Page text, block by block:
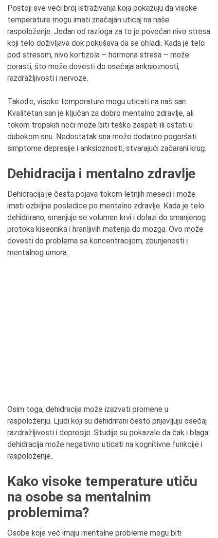
Postoji sve veći broj istraživanja koja pokazuju da visoke
temperature mogu imati značajan uticaj na naše
raspoloženje. Jedan od razloga za to je povećan nivo stresa
koji telo doživljava dok pokušava da se ohladi. Kada je telo
pod stresom, nivo kortizola – hormona stresa – može
porasti, što može dovesti do osećaja anksioznosti,
razdražljivosti i nervoze.
Takođe, visoke temperature mogu uticati na naš san.
Kvalitetan san je ključan za dobro mentalno zdravlje, ali
tokom tropskih noći može biti teško zaspati ili ostati u
dubokom snu. Nedostatak sna može dodatno pogoršati
simptome depresije i anksioznosti, stvarajući začarani krug.
Dehidracija i mentalno zdravlje
Dehidracija je česta pojava tokom letnjih meseci i može
imati ozbiljne posledice po mentalno zdravlje. Kada je telo
dehidrirano, smanjuje se volumen krvi i dolazi do smanjenog
protoka kiseonika i hranljivih materija do mozga. Ovo može
dovesti do problema sa koncentracijom, zbunjenosti i
mentalnog umora.
Osim toga, dehidracija može izazvati promene u
raspoloženju. Ljudi koji su dehidrirani često prijavljuju osećaj
razdražljivosti i depresije. Studije su pokazale da čak i blaga
dehidracija može negativno uticati na kognitivne funkcije i
raspoloženje.
Kako visoke temperature utiču
na osobe sa mentalnim
problemima?
Osobe koje već imaju mentalne probleme mogu biti